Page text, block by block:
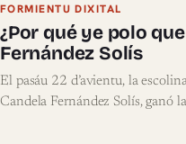
FORMIENTU DIXITAL
¿Por qué ye polo
Fernández Solís
El pasáu 22 d’avientu, la
Candela Fernández Solís, ganó